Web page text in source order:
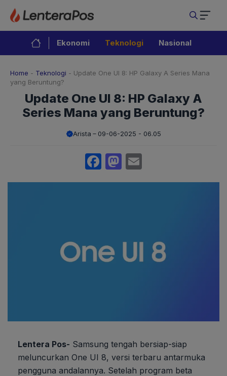
Langsung
isi
Ekonomi Teknologi Nasional
Home - Teknologi - Update One UI 8: HP Galaxy A Series Mana
yang Beruntung?
Update One UI 8: HP Galaxy A
Series Mana yang Beruntung?
Arista 09-06-2025 - 06.05
Facebook
Mastodon
Lentera Pos- Samsung tengah bersiap-siap
meluncurkan One UI 8, versi terbaru antarmuka
pengguna andalannya. Setelah program beta